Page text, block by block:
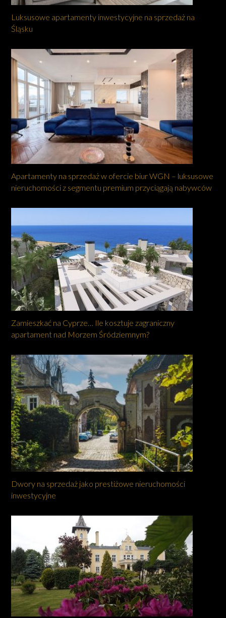
Luksusowe apartamenty inwestycyjne na sprzedaż na
Śląsku
Apartamenty na sprzedaż w ofercie biur WGN – luksusowe
nieruchomości z segmentu premium przyciągają nabywców
Zamieszkać na Cyprze… Ile kosztuje zagraniczny
apartament nad Morzem Śródziemnym?
Dwory na sprzedaż jako prestiżowe nieruchomości
inwestycyjne